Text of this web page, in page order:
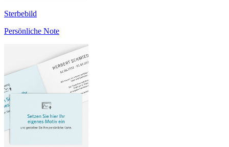
Sterbebild
Persönliche Note